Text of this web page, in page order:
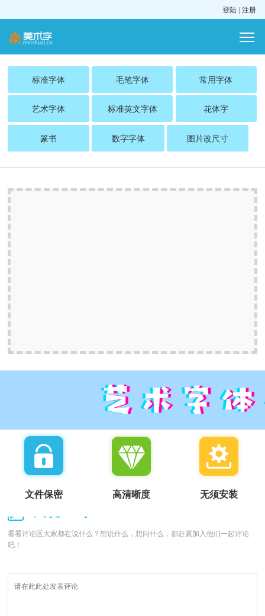
登陆 | 注册
标准字体 毛笔字体 常用字体
艺术字体 标准英文字体 花体字
篆书 数字字体 图片改尺寸
文件保密 高清晰度 无须安装
看看讨论区大家都在说什么？想说什么，想问什么，都赶紧加入他们一起讨论
吧！